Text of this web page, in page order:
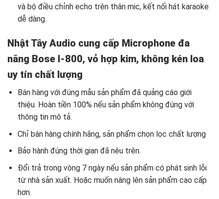
và bộ điều chỉnh echo trên thân mic, kết nối hát karaoke
dễ dàng.
Nhật Tây Audio cung cấp Microphone đa
năng Bose I-800, vỏ hợp kim, không kén loa
uy tín chất lượng
Bán hàng với đúng mẫu sản phẩm đã quảng cáo giới
thiệu. Hoàn tiền 100% nếu sản phẩm không đúng với
thông tin mô tả.
Chỉ bán hàng chính hãng, sản phẩm chọn lọc chất lượng
Bảo hành đúng thời gian đã nêu trên.
Đổi trả trong vòng 7 ngày nếu sản phẩm có phát sinh lỗi
từ nhà sản xuất. Hoặc muốn nâng lên sản phẩm cao cấp
hơn.